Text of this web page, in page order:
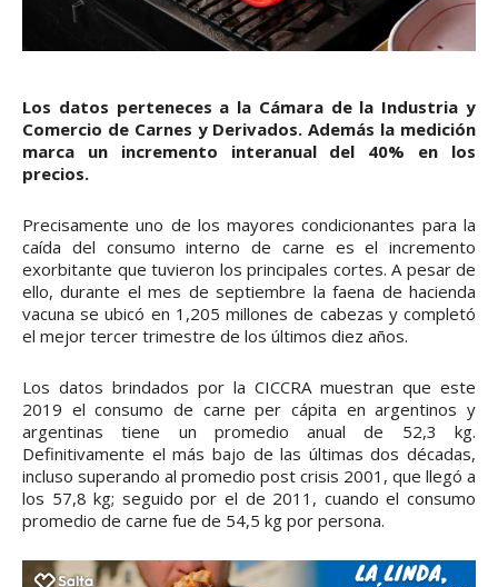
Los datos perteneces a la Cámara de la Industria y
Comercio de Carnes y Derivados. Además la medición
marca un incremento interanual del 40% en los
precios.
Precisamente uno de los mayores condicionantes para la
caída del consumo interno de carne es el incremento
exorbitante que tuvieron los principales cortes. A pesar de
ello, durante el mes de septiembre la faena de hacienda
vacuna se ubicó en 1,205 millones de cabezas y completó
el mejor tercer trimestre de los últimos diez años.
Los datos brindados por la CICCRA muestran que este
2019 el consumo de carne per cápita en argentinos y
argentinas tiene un promedio anual de 52,3 kg.
Definitivamente el más bajo de las últimas dos décadas,
incluso superando al promedio post crisis 2001, que llegó a
los 57,8 kg; seguido por el de 2011, cuando el consumo
promedio de carne fue de 54,5 kg por persona.